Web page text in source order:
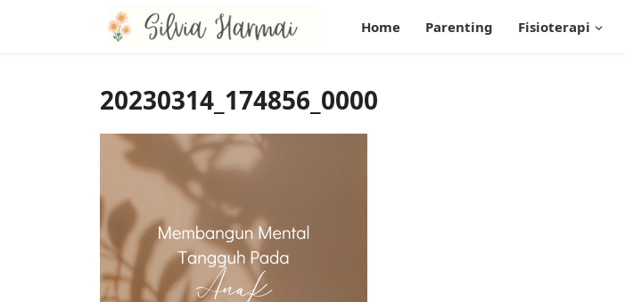
Home Parenting Fisioterapi
20230314_174856_0000